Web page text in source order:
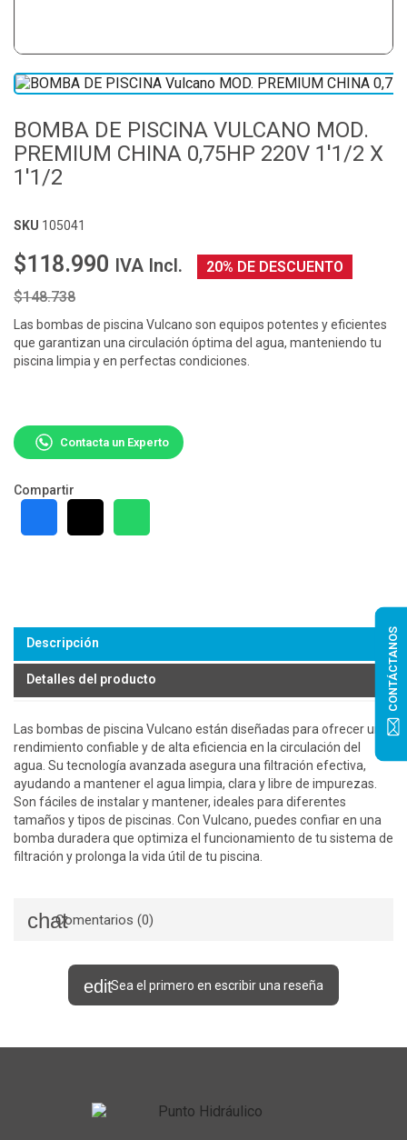
BOMBA DE PISCINA VULCANO MOD.
PREMIUM CHINA 0,75HP 220V 1'1/2 X
1'1/2
SKU 105041
$118.990 IVA Incl.
20% DE DESCUENTO
$148.738
Las bombas de piscina Vulcano son equipos potentes y eficientes
que garantizan una circulación óptima del agua, manteniendo tu
piscina limpia y en perfectas condiciones.
Contacta un Experto
Compartir
Descripción
Detalles del producto
Las bombas de piscina Vulcano están diseñadas para ofrecer un
rendimiento confiable y de alta eficiencia en la circulación del
agua. Su tecnología avanzada asegura una filtración efectiva,
ayudando a mantener el agua limpia, clara y libre de impurezas.
Son fáciles de instalar y mantener, ideales para diferentes
tamaños y tipos de piscinas. Con Vulcano, puedes confiar en una
bomba duradera que optimiza el funcionamiento de tu sistema de
filtración y prolonga la vida útil de tu piscina.
Comentarios (0)
Sea el primero en escribir una reseña
CONTÁCTANOS